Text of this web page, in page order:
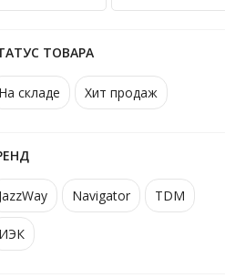
ТОВАРА
На складе Хит продаж
JazzWay Navigator TDM
ИЭК